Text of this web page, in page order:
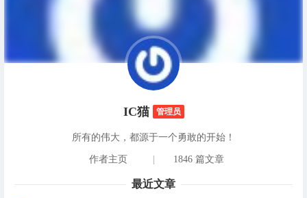
IC猫 管理员
所有的伟大，都源于一个勇敢的开始！
作者主页 1846 篇文章
最近文章